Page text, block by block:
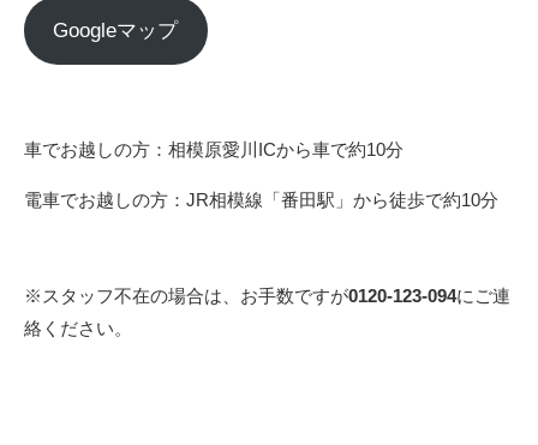
Googleマップ
車でお越しの方：相模原愛川ICから車で約10分
電車でお越しの方：JR相模線「番田駅」から徒歩で約10分
※スタッフ不在の場合は、お手数ですが0120-123-094にご連
絡ください。